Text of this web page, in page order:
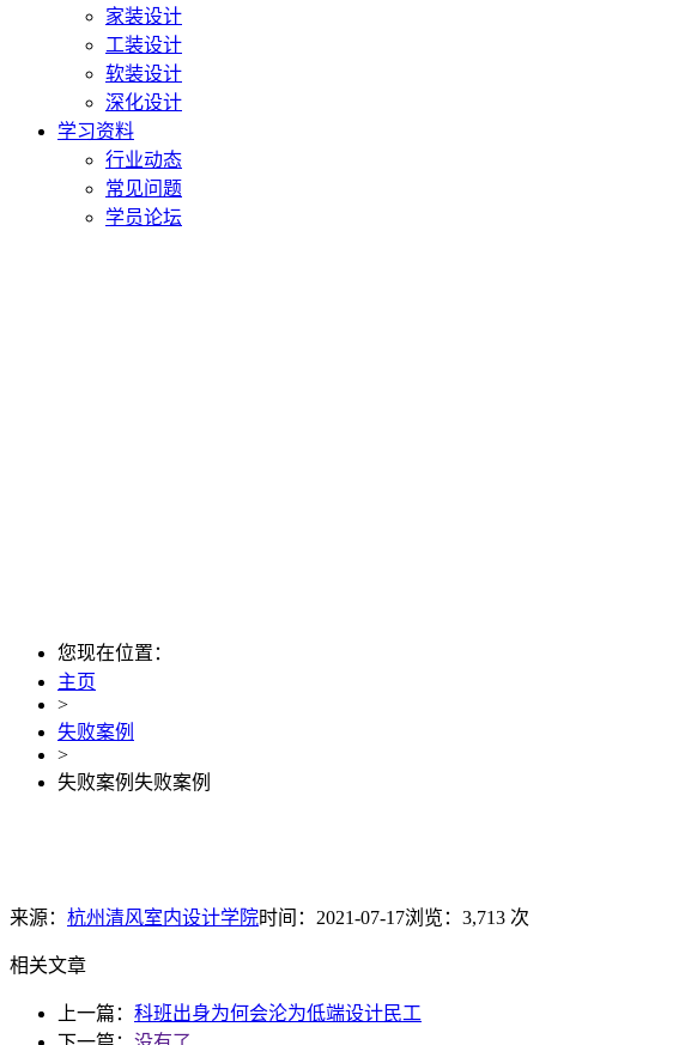
家装设计
工装设计
软装设计
深化设计
学习资料
行业动态
常见问题
学员论坛
您现在位置：
主页
>
失败案例
>
失败案例失败案例
来源： 杭州清风室内设计学院时间：2021-07-17浏览：3,713 次
相关文章
上一篇： 科班出身为何会沦为低端设计民工